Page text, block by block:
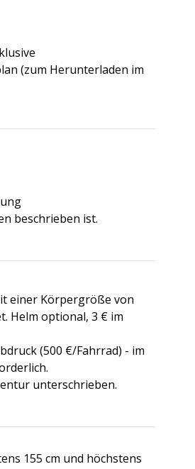
(zum Herunterladen im
beschrieben ist.
einer Körpergröße von
Helm optional, 3 € im
(500 €/Fahrrad) - im
unterschrieben.
155 cm und höchstens